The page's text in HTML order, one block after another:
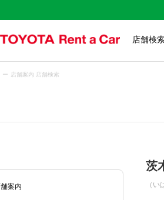
店舗検
店舗案内 店舗検索
案内
茨
（